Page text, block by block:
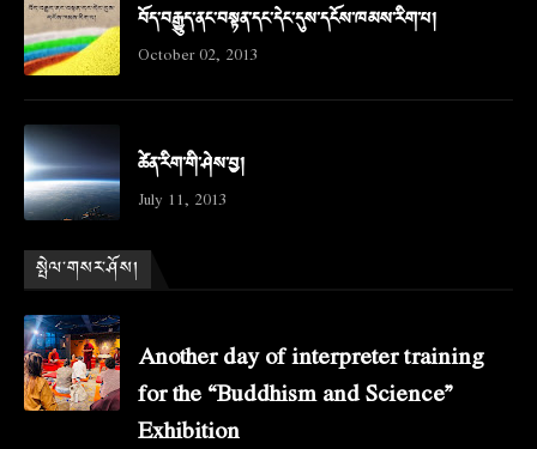
བོད་བརྒྱུད་ནང་བསྟན་དང་དེང་དུས་དངོས་ཁམས་རིག་པ།
October 02, 2013
ཚེན་རིག་གི་ཤེས་བྱ།
July 11, 2013
སྤེལ་གསར་ཤོས།
Another day of interpreter training
for the “Buddhism and Science”
Exhibition